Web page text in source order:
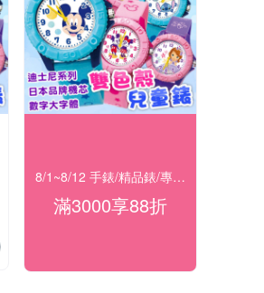
8/1~8/12 手錶/精品錶/專櫃飾品 指定商品滿$3000享88折
滿3000享88折